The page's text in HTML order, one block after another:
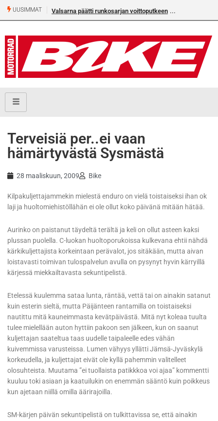
UUSIMMAT Valsarna päätti runkosarjan voittoputkeen
Terveisiä per..ei vaan
hämärtyvästä Sysmästä
28 maaliskuun, 2009 Bike
Kilpakuljettajammekin mielestä enduro on vielä toistaiseksi ihan ok
laji ja huoltomiehistöllähän ei ole ollut koko päivänä mitään hätää.
Aurinko on paistanut täydeltä terältä ja keli on ollut asteen kaksi
plussan puolella. C-luokan huoltoporukoissa kulkevana ehtii nähdä
kärkikuljettajista korkeintaan perävalot, jos sitäkään, mutta aivan
loistavasti toimivan tulospalvelun avulla on pysynyt hyvin kärryillä
kärjessä miekkailtavasta sekuntipelistä.
Etelessä kuulemma sataa lunta, räntää, vettä tai on ainakin satanut
kuin esterin sieltä, mutta Päijänteen rantamilla on toistaiseksi
nautittu mitä kauneimmasta kevätpäivästä. Mitä nyt koleaa tuulta
tulee mielellään auton hyttiin pakoon sen jälkeen, kun on saanut
kuljettajan saateltua taas uudelle taipaleelle edes vähän
kuivemmissa varusteissa. Lumen vähyys yllätti Jämsä-Jyväskylä
korkeudella, ja kuljettajat eivät ole kyllä pahemmin valitelleet
olosuhteista. Muutama ”ei tuollaista patikkkoa voi ajaa” kommentti
kuuluu toki asiaan ja kaatuilukin on enemmän sääntö kuin poikkeus
kun ajetaan niillä omilla äärirajoilla.
SM-kärjen päivän sekuntipelistä on tulkittavissa se, että ainakin